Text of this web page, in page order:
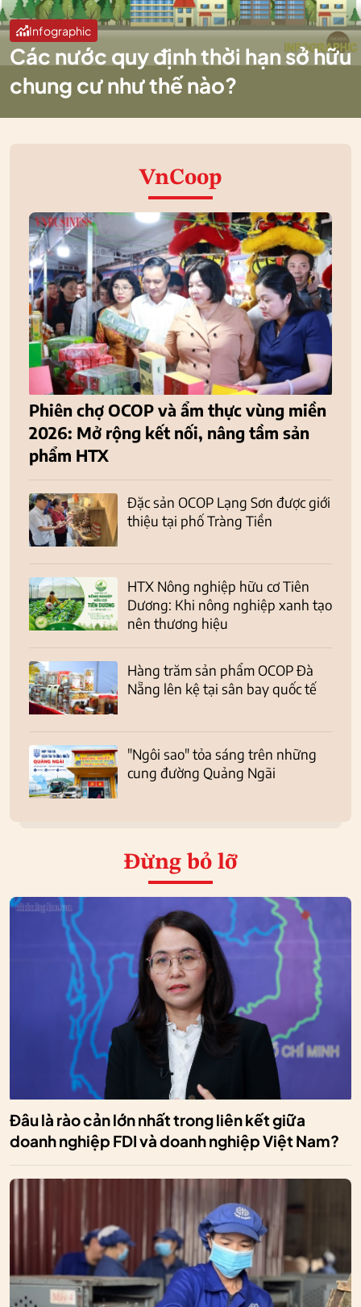
Infographic
Các nước quy định thời hạn sở hữu
chung cư như thế nào?
VnCoop
Phiên chợ OCOP và ẩm thực vùng miền
2026: Mở rộng kết nối, nâng tầm sản
phẩm HTX
Đặc sản OCOP Lạng Sơn được giới
thiệu tại phố Tràng Tiền
HTX Nông nghiệp hữu cơ Tiên
Dương: Khi nông nghiệp xanh tạo
nên thương hiệu
Hàng trăm sản phẩm OCOP Đà
Nẵng lên kệ tại sân bay quốc tế
"Ngôi sao" tỏa sáng trên những
cung đường Quảng Ngãi
Đừng bỏ lỡ
Đâu là rào cản lớn nhất trong liên kết giữa
doanh nghiệp FDI và doanh nghiệp Việt Nam?